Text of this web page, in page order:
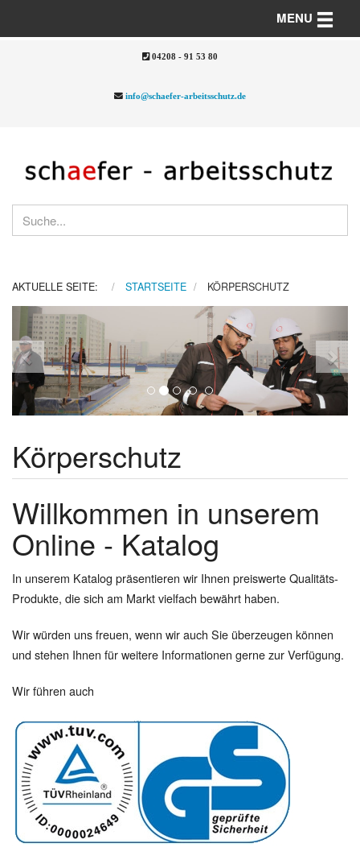
04208 - 91 53 80
info@schaefer-arbeitsschutz.de
MENU Toggle
AKTUELLE SEITE: STARTSEITE KÖRPERSCHUTZ
Previous
Körperschutz
Willkommen in unserem
Online - Katalog
In unserem Katalog präsentieren wir Ihnen preiswerte Qualitäts-
Produkte, die sich am Markt vielfach bewährt haben.
Wir würden uns freuen, wenn wir auch Sie überzeugen können
und stehen Ihnen für weitere Informationen gerne zur Verfügung.
Wir führen auch